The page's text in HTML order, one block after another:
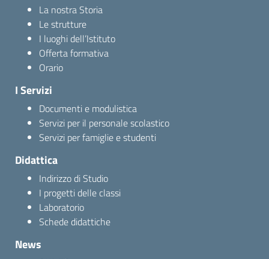
La nostra Storia
Le strutture
I luoghi dell’Istituto
Offerta formativa
Orario
I Servizi
Documenti e modulistica
Servizi per il personale scolastico
Servizi per famiglie e studenti
Didattica
Indirizzo di Studio
I progetti delle classi
Laboratorio
Schede didattiche
News